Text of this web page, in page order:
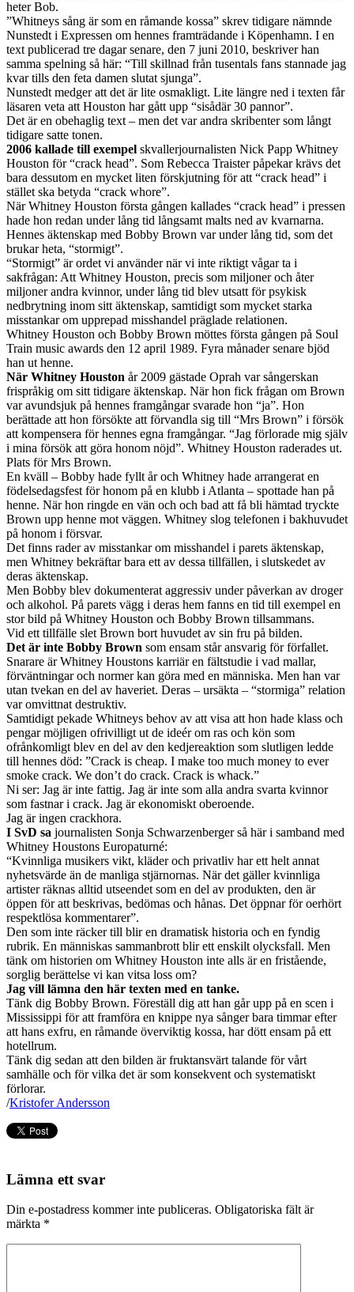
heter Bob.
”Whitneys sång är som en råmande kossa” skrev tidigare nämnde
Nunstedt i Expressen om hennes framträdande i Köpenhamn. I en
text publicerad tre dagar senare, den 7 juni 2010, beskriver han
samma spelning så här: “Till skillnad från tusentals fans stannade jag
kvar tills den feta damen slutat sjunga”.
Nunstedt medger att det är lite osmakligt. Lite längre ned i texten får
läsaren veta att Houston har gått upp “sisådär 30 pannor”.
Det är en obehaglig text – men det var andra skribenter som långt
tidigare satte tonen.
2006 kallade till exempel skvallerjournalisten Nick Papp Whitney
Houston för “crack head”. Som Rebecca Traister påpekar krävs det
bara dessutom en mycket liten förskjutning för att “crack head” i
stället ska betyda “crack whore”.
När Whitney Houston första gången kallades “crack head” i pressen
hade hon redan under lång tid långsamt malts ned av kvarnarna.
Hennes äktenskap med Bobby Brown var under lång tid, som det
brukar heta, “stormigt”.
“Stormigt” är ordet vi använder när vi inte riktigt vågar ta i
sakfrågan: Att Whitney Houston, precis som miljoner och åter
miljoner andra kvinnor, under lång tid blev utsatt för psykisk
nedbrytning inom sitt äktenskap, samtidigt som mycket starka
misstankar om upprepad misshandel präglade relationen.
Whitney Houston och Bobby Brown möttes första gången på Soul
Train music awards den 12 april 1989. Fyra månader senare bjöd
han ut henne.
När Whitney Houston år 2009 gästade Oprah var sångerskan
frispråkig om sitt tidigare äktenskap. När hon fick frågan om Brown
var avundsjuk på hennes framgångar svarade hon “ja”. Hon
berättade att hon försökte att förvandla sig till “Mrs Brown” i försök
att kompensera för hennes egna framgångar. “Jag förlorade mig själv
i mina försök att göra honom nöjd”. Whitney Houston raderades ut.
Plats för Mrs Brown.
En kväll – Bobby hade fyllt år och Whitney hade arrangerat en
födelsedagsfest för honom på en klubb i Atlanta – spottade han på
henne. När hon ringde en vän och och bad att få bli hämtad tryckte
Brown upp henne mot väggen. Whitney slog telefonen i bakhuvudet
på honom i försvar.
Det finns rader av misstankar om misshandel i parets äktenskap,
men Whitney bekräftar bara ett av dessa tillfällen, i slutskedet av
deras äktenskap.
Men Bobby blev dokumenterat aggressiv under påverkan av droger
och alkohol. På parets vägg i deras hem fanns en tid till exempel en
stor bild på Whitney Houston och Bobby Brown tillsammans.
Vid ett tillfälle slet Brown bort huvudet av sin fru på bilden.
Det är inte Bobby Brown som ensam står ansvarig för förfallet.
Snarare är Whitney Houstons karriär en fältstudie i vad mallar,
förväntningar och normer kan göra med en människa. Men han var
utan tvekan en del av haveriet. Deras – ursäkta – “stormiga” relation
var omvittnat destruktiv.
Samtidigt pekade Whitneys behov av att visa att hon hade klass och
pengar möjligen ofrivilligt ut de ideér om ras och kön som
ofrånkomligt blev en del av den kedjereaktion som slutligen ledde
till hennes död: ”Crack is cheap. I make too much money to ever
smoke crack. We don’t do crack. Crack is whack.”
Ni ser: Jag är inte fattig. Jag är inte som alla andra svarta kvinnor
som fastnar i crack. Jag är ekonomiskt oberoende.
Jag är ingen crackhora.
I SvD sa journalisten Sonja Schwarzenberger så här i samband med
Whitney Houstons Europaturné:
“Kvinnliga musikers vikt, kläder och privatliv har ett helt annat
nyhetsvärde än de manliga stjärnornas. När det gäller kvinnliga
artister räknas alltid utseendet som en del av produkten, den är
öppen för att beskrivas, bedömas och hånas. Det öppnar för oerhört
respektlösa kommentarer”.
Den som inte räcker till blir en dramatisk historia och en fyndig
rubrik. En människas sammanbrott blir ett enskilt olycksfall. Men
tänk om historien om Whitney Houston inte alls är en fristående,
sorglig berättelse vi kan vitsa loss om?
Jag vill lämna den här texten med en tanke.
Tänk dig Bobby Brown. Föreställ dig att han går upp på en scen i
Mississippi för att framföra en knippe nya sånger bara timmar efter
att hans exfru, en råmande överviktig kossa, har dött ensam på ett
hotellrum.
Tänk dig sedan att den bilden är fruktansvärt talande för vårt
samhälle och för vilka det är som konsekvent och systematiskt
förlorar.
/Kristofer Andersson
Lämna ett svar
Din e-postadress kommer inte publiceras. Obligatoriska fält är
märkta *